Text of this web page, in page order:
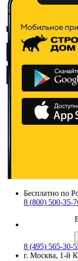
Бесплатно по
8 (800) 500-35-
8 (495) 565-30-
г. Москва, 1-й